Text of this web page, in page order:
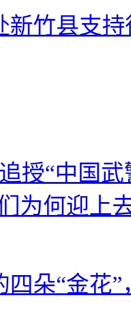
新竹县支
授“中国
为何迎上
四朵“金花